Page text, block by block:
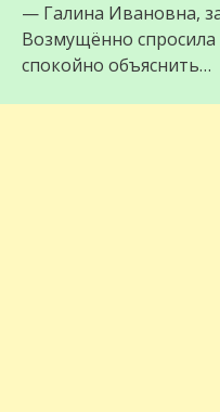
— Галина Ивановна,
Возмущённо
спокойно объяснить…